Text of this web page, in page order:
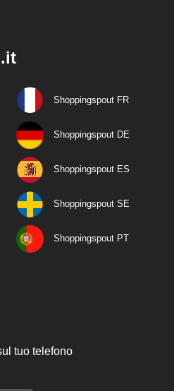
Shoppingspout FR
Shoppingspout DE
Shoppingspout ES
Shoppingspout SE
Shoppingspout PT
tuo telefono